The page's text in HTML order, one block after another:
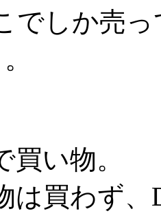
でしか売
買い物。
は買わず